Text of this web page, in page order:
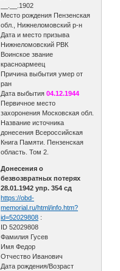
__.__.1902
Место рождения Пензенская
обл., Нижнеломовский р-н
Дата и место призыва
Нижнеломовский РВК
Воинское звание
красноармеец
Причина выбытия умер от
ран
Дата выбытия 04.12.1944
Первичное место
захоронения Московская обл.
Название источника
донесения Всероссийская
Книга Памяти. Пензенская
область. Том 2.
Донесения о
безвозвратных потерях
28.01.1942 упр. 354 сд
https://obd-
memorial.ru/html/info.htm?
id=52029808 :
ID 52029808
Фамилия Гусев
Имя Федор
Отчество Иванович
Дата рождения/Возраст